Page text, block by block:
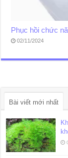
Phục hồi chức
02/11/2024
Bài viết mới nhất